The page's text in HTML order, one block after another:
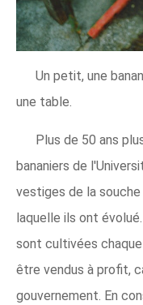
Un petit, une
une table.
Plus de 50 ans
bananiers de
vestiges de la
laquelle ils ont
sont cultivées
être vendus à profit,
gouvernement. En